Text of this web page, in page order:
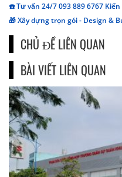
☎️ Tư vấn 24/7 093 889 6767
🎁 Xây dựng trọn gói - Design &
CHỦ ĐỀ LIÊN QUAN
BÀI VIẾT LIÊN QUAN